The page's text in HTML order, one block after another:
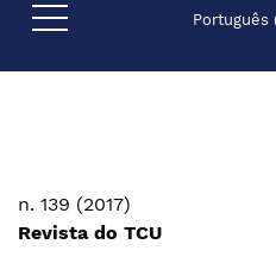
Ir para o menu de
Ir para o conteúdo principal
Ir para o rodapé Idioma
Português
n. 139 (2017)
Revista do TCU